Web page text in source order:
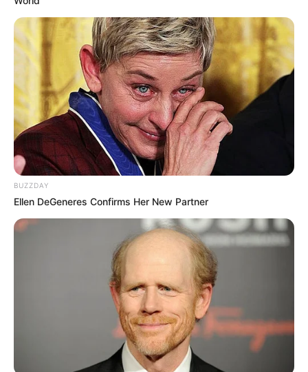
BUZZDAY
Ellen DeGeneres Confirms Her New Partner